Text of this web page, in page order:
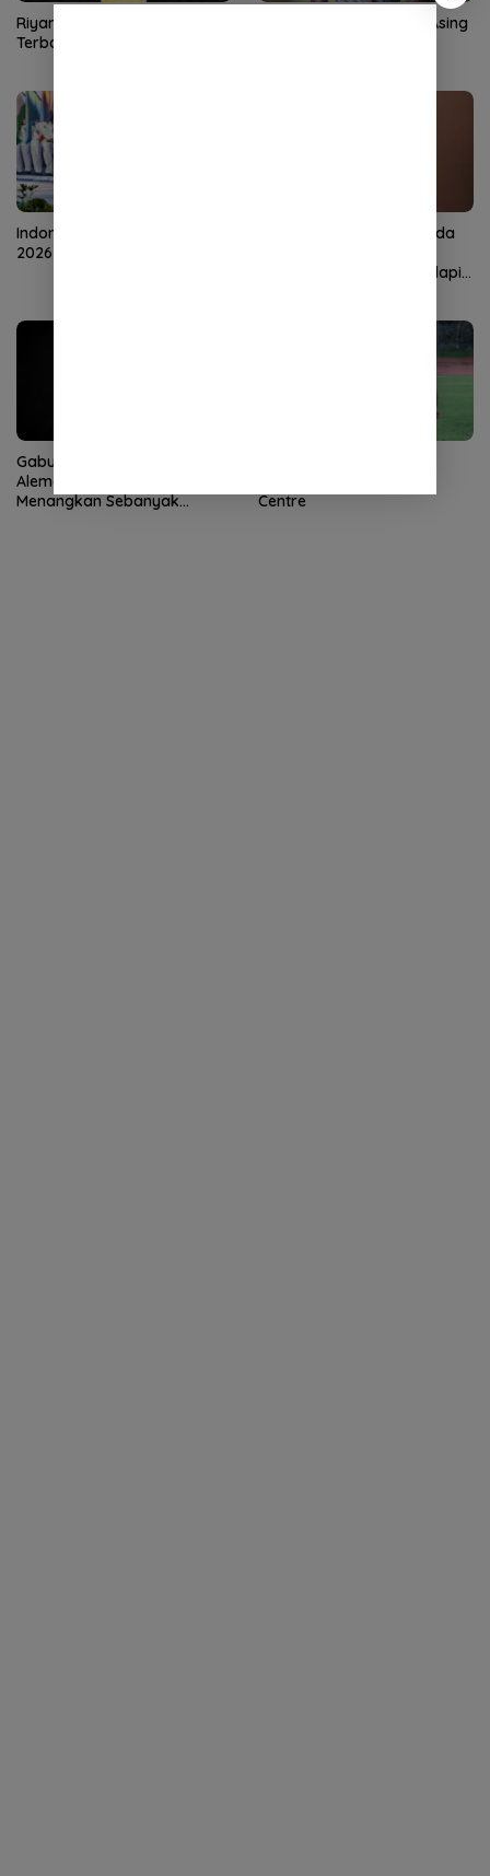
Riyandi Siap Beri Kontribusi
Terbaik untuk Dewa United
Persis Rekrut 2 Pemain Asing
Indonesia Open Taekwondo
2026 Resmi Bergulir
Dek Gam Tunjuk Ari Nanda
Perkuat Manajemen Hadapi
Gabung Persiraja, Daniel
Alemão Targetkan
Menangkan Sebanyak
Centre